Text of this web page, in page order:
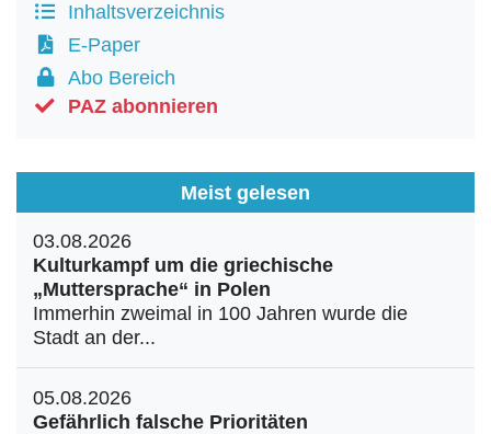
Inhaltsverzeichnis
E-Paper
Abo Bereich
PAZ abonnieren
Meist gelesen
03.08.2026
Kulturkampf um die griechische
„Muttersprache“ in Polen
Immerhin zweimal in 100 Jahren wurde die
Stadt an der...
05.08.2026
Gefährlich falsche Prioritäten